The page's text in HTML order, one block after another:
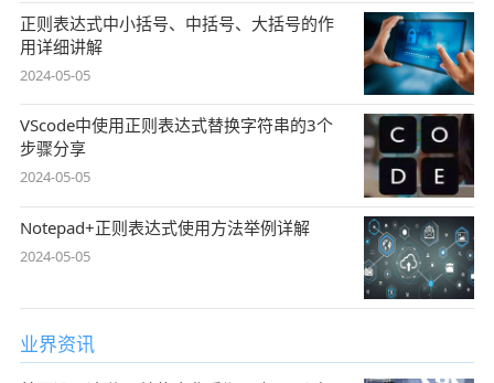
正则表达式中小括号、中括号、大括号的作
用详细讲解
2024-05-05
VScode中使用正则表达式替换字符串的3个
步骤分享
2024-05-05
Notepad+正则表达式使用方法举例详解
2024-05-05
业界资讯